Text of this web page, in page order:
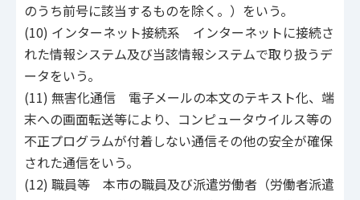
のうち前号に該当するものを除く。）をいう。
(10) インターネット接続系 インターネットに接続さ
れた情報システム及び当該情報システムで取り扱うデ
ータをいう。
(11) 無害化通信 電子メールの本文のテキスト化、端
末への画面転送等により、コンピュータウイルス等の
不正プログラムが付着しない通信その他の安全が確保
された通信をいう。
(12) 職員等 本市の職員及び派遣労働者（労働者派遣